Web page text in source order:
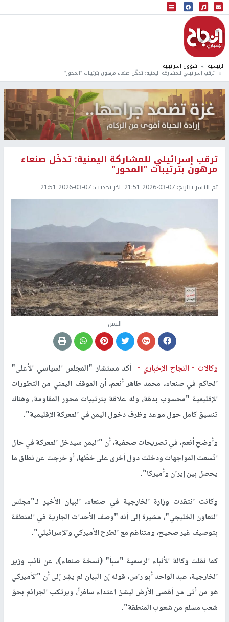
البث المباشر
إذاعة النجاح
الرئيسية شؤون إسرائيلية
ترقب إسرائيلي للمشاركة اليمنية: تدخّل صنعاء مرهون بترتيبات "المحور"
ترقب إسرائيلي للمشاركة اليمنية: تدخّل صنعاء
مرهون بترتيبات "المحور"
تم النشر بتاريخ: 2026-03-07 21:51 اخر تحديث: 2026-03-07 21:51
اليمن
وكالات -النجاح الإخباري - أكد مستشار "المجلس السياسي الأعلى"
الحاكم في صنعاء، محمد طاهر أنعم، أن الموقف اليمني من التطورات
الإقليمية "محسوب بدقة، وله علاقة بترتيبات محور المقاومة. وهناك
تنسيق كامل حول موعد وظرف دخول اليمن في المعركة الإقليمية".
وأوضح أنعم، في تصريحات صحفية، أن "اليمن سيدخل المعركة في حال
اتّسعت المواجهات ودخلت دول أخرى على خطّها، أو خرجت عن نطاق ما
يحصل بين إيران وأميركا".
وكانت انتقدت وزارة الخارجية في صنعاء، البيان الأخير لـ"مجلس
التعاون الخليجي"، مشيرة إلى أنه "وصف الأحداث الجارية في المنطقة
بتوصيف غير صحيح، ومتناغم مع الطرح الأميركي والإسرائيلي".
كما نقلت وكالة الأنباء الرسمية "سبأ" (نسخة صنعاء)، عن نائب وزير
الخارجية، عبد الواحد أبو راس، قوله إن البيان لم يشِر إلى أن "الأميركي
هو من أتى من أقصى الأرض ليشنّ اعتداء سافراً، ويرتكب الجرائم بحق
شعب مسلم من شعوب المنطقة".